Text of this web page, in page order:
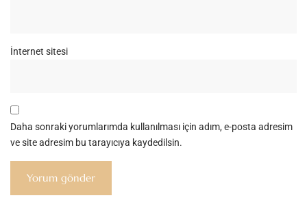
İnternet sitesi
Daha sonraki yorumlarımda kullanılması için adım, e-posta adresim
ve site adresim bu tarayıcıya kaydedilsin.